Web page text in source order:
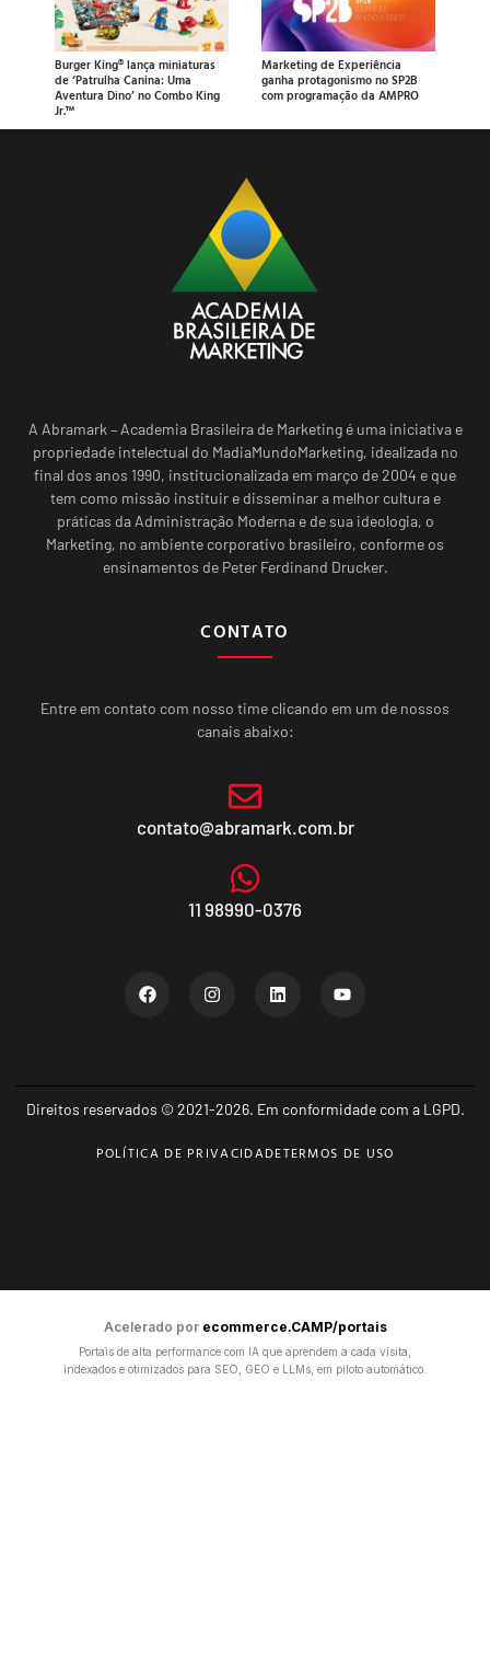
Burger King® lança miniaturas
de ‘Patrulha Canina: Uma
Aventura Dino’ no Combo King
Jr.™
Marketing de Experiência
ganha protagonismo no SP2B
com programação da AMPRO
A Abramark – Academia Brasileira de Marketing é uma iniciativa e
propriedade intelectual do MadiaMundoMarketing, idealizada no
final dos anos 1990, institucionalizada em março de 2004 e que
tem como missão instituir e disseminar a melhor cultura e
práticas da Administração Moderna e de sua ideologia, o
Marketing, no ambiente corporativo brasileiro, conforme os
ensinamentos de Peter Ferdinand Drucker.
CONTATO
Entre em contato com nosso time clicando em um de nossos
canais abaixo:
contato@abramark.com.br
11 98990-0376
Direitos reservados © 2021-2026. Em conformidade com a LGPD.
POLÍTICA DE PRIVACIDADETERMOS DE USO
Acelerado por ecommerce.CAMP/portais
Portais de alta performance com IA que aprendem a cada visita,
indexados e otimizados para SEO, GEO e LLMs, em piloto automático.